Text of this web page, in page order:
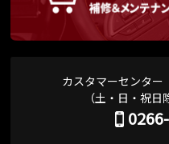
カスタマーセンター
（土・日・祝